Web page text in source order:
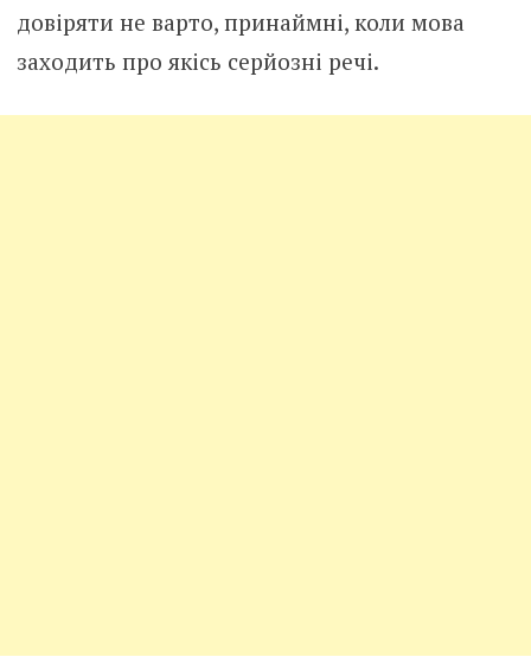
довіряти не варто, принаймні, коли мова
заходить про якісь серйозні речі.